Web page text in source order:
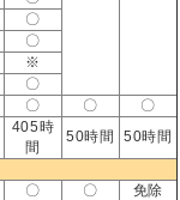
〇
〇
※
〇
〇 〇
〇
405時
間
50時間
50時間
〇 〇
免除